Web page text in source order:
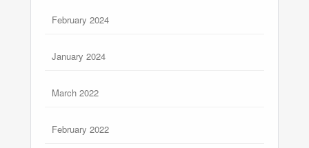
February 2024
January 2024
March 2022
February 2022